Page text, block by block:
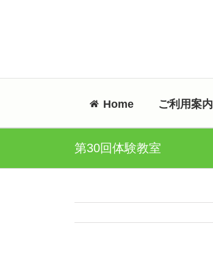
Home ご利用案内
第30回体験教室